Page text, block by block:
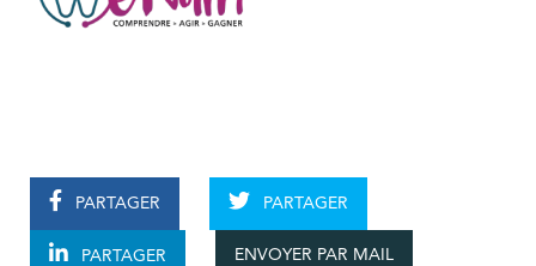
PARTAGER PARTAGER
PARTAGER ENVOYER PAR MAIL